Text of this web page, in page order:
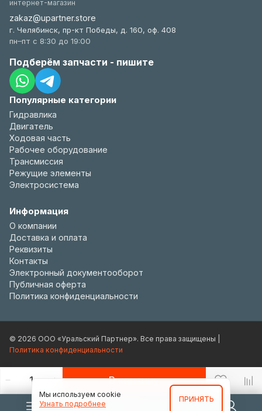
В корзину
Популярные категории
Гидравлика
Двигатель
Ходовая часть
Рабочее оборудование
Трансмиссия
Режущие элементы
Электросистема
Информация
О компании
Доставка и оплата
Реквизиты
Контакты
Электронный документооборот
Публичная оферта
Политика конфиденциальности
интернет-магазин
zakaz@upartner.store
г. Челябинск, пр-кт Победы, д. 160, оф. 408
пн–пт с 8:30 до 19:00
Подберём запчасти - пишите
© 2026 ООО «Уральский Партнер». Все права защищены |
Политика конфиденциальности
Мы используем cookie
Узнать подробнее
ПРИНЯТЬ